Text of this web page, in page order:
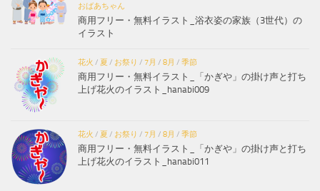
おばあちゃん
商用フリー・無料イラスト_浴衣姿の家族（3世代）の
イラスト
花火 / 夏 / お祭り / 7月 / 8月 / 季節
商用フリー・無料イラスト_「かぎや」の掛け声と打ち
上げ花火のイラスト_hanabi009
花火 / 夏 / お祭り / 7月 / 8月 / 季節
商用フリー・無料イラスト_「かぎや」の掛け声と打ち
上げ花火のイラスト_hanabi011